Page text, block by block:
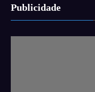
Publicidade